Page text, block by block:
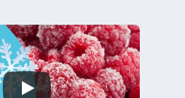
Réfrigération et congélation des aliments : les avantages de la cryogénie